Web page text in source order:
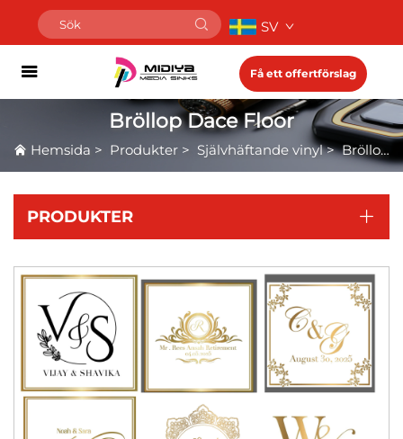
SV
Få ett offertförslag
Bröllop Dace Floor
Hemsida > Produkter > Självhäftande vinyl>Bröllop Dace Floor
PRODUKTER